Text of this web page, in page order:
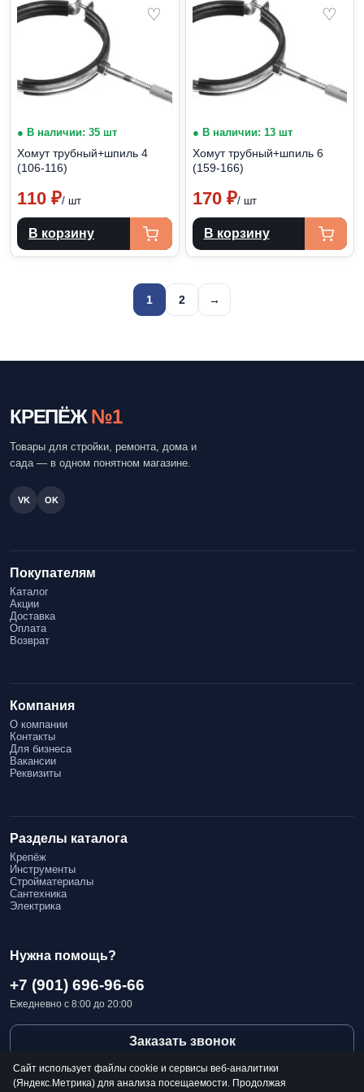
♡
● В наличии: 35 шт
Хомут трубный+шпиль 4
(106-116)
110 ₽/ шт
В корзину
♡
● В наличии: 13 шт
Хомут трубный+шпиль 6
(159-166)
170 ₽/ шт
В корзину
Пагинация
записей
1 2 →
КРЕПЁЖ №1
Товары для стройки, ремонта, дома и
сада — в одном понятном магазине.
VK OK
Покупателям
Каталог
Акции
Доставка
Оплата
Возврат
Компания
О компании
Контакты
Для бизнеса
Вакансии
Реквизиты
Разделы каталога
Крепёж
Инструменты
Стройматериалы
Сантехника
Электрика
Нужна помощь?
+7 (901) 696-96-66
Ежедневно с 8:00 до 20:00
Заказать звонок
Сайт использует файлы cookie и сервисы веб-аналитики
(Яндекс.Метрика) для анализа посещаемости. Продолжая